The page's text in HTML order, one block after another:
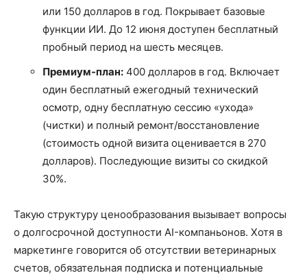
или 150 долларов в год. Покрывает базовые
функции ИИ. До 12 июня доступен бесплатный
пробный период на шесть месяцев.
Премиум-план: 400 долларов в год. Включает
один бесплатный ежегодный технический
осмотр, одну бесплатную сессию «ухода»
(чистки) и полный ремонт/восстановление
(стоимость одной визита оценивается в 270
долларов). Последующие визиты со скидкой
30%.
Такую структуру ценообразования вызывает вопросы
о долгосрочной доступности AI-компаньонов. Хотя в
маркетинге говорится об отсутствии ветеринарных
счетов, обязательная подписка и потенциальные